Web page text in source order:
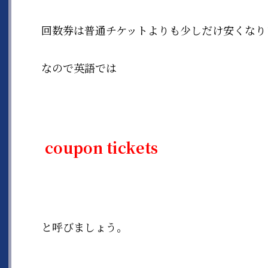
回数券は普通チケットよりも少しだけ安くな
なので英語では
coupon tickets
と呼びましょう。